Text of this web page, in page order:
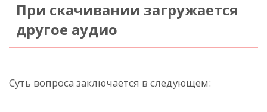
При скачивании загружается
другое аудио
Суть вопроса заключается в следующем: